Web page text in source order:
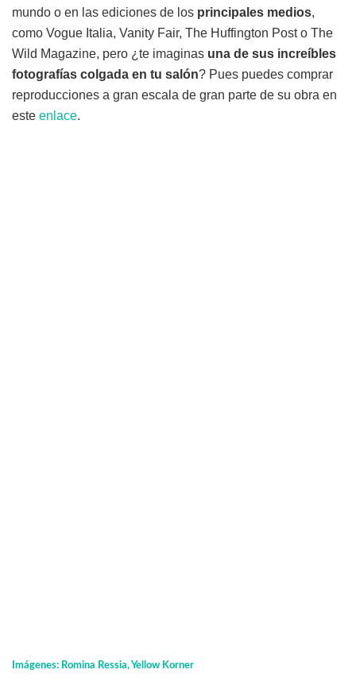
mundo o en las ediciones de los principales medios,
como Vogue Italia, Vanity Fair, The Huffington Post o The
Wild Magazine, pero ¿te imaginas una de sus increíbles
fotografías colgada en tu salón? Pues puedes comprar
reproducciones a gran escala de gran parte de su obra en
este enlace.
Imágenes: Romina Ressia, Yellow Korner